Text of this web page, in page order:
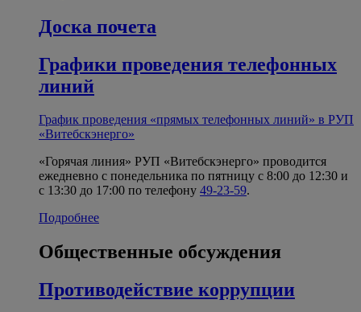
Доска почета
Графики проведения телефонных
линий
График проведения «прямых телефонных линий» в РУП
«Витебскэнерго»
«Горячая линия» РУП «Витебскэнерго» проводится
ежедневно с понедельника по пятницу с 8:00 до 12:30 и
с 13:30 до 17:00 по телефону 49-23-59.
Подробнее
Общественные обсуждения
Противодействие коррупции